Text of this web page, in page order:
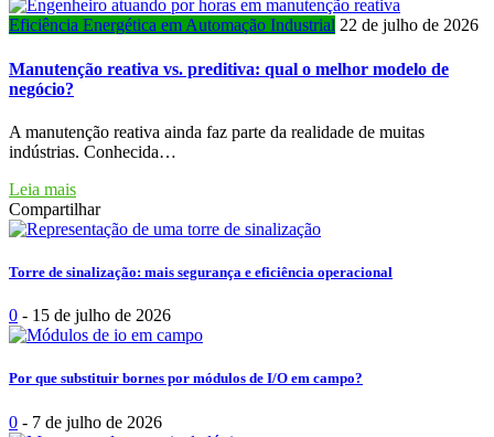
Eficiência Energética em Automação Industrial 22 de julho de 2026
Manutenção reativa vs. preditiva: qual o melhor modelo de
negócio?
A manutenção reativa ainda faz parte da realidade de muitas
indústrias. Conhecida…
Leia mais
Compartilhar
Torre de sinalização: mais segurança e eficiência operacional
0 - 15 de julho de 2026
Por que substituir bornes por módulos de I/O em campo?
0 - 7 de julho de 2026